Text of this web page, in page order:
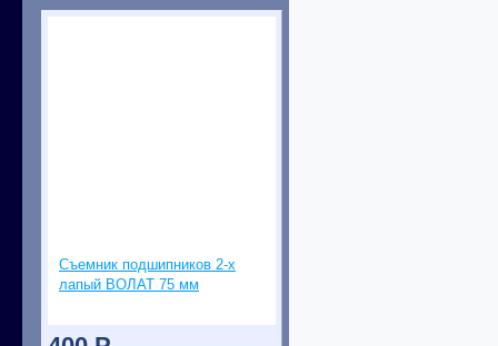
Съемник подшипников 2-х
лапый ВОЛАТ 75 мм